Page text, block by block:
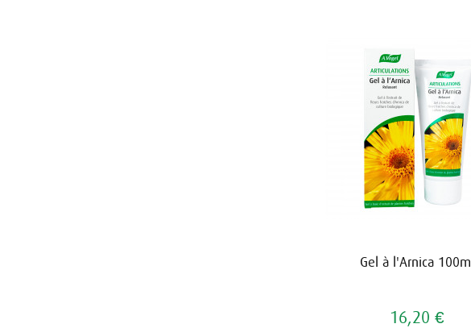
Gel à l'Arnica 100ml
16,20 €